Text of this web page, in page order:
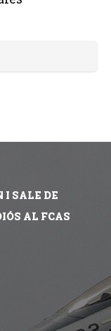
I SALE DE
AL FCAS